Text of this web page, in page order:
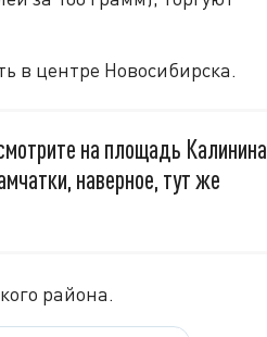
в центре Новосибирска.
на площадь Калинина
наверное, тут же
района.